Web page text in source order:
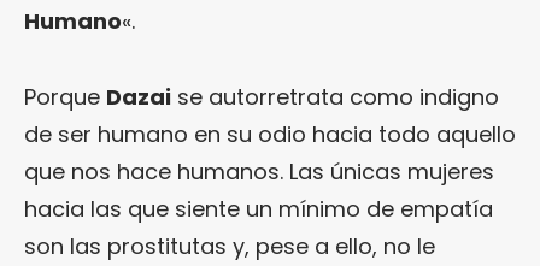
Humano«.
Porque Dazai se autorretrata como indigno
de ser humano en su odio hacia todo aquello
que nos hace humanos. Las únicas mujeres
hacia las que siente un mínimo de empatía
son las prostitutas y, pese a ello, no le